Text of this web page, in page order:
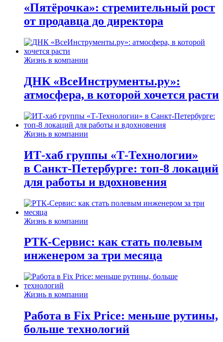
«Пятёрочка»: стремительный рост
от продавца до директора
Жизнь в компании
ДНК «ВсеИнструменты.ру»:
атмосфера, в которой хочется расти
Жизнь в компании
ИТ-хаб группы «Т-Технологии»
в Санкт-Петербурге: топ-8 локаций
для работы и вдохновения
Жизнь в компании
РТК-Сервис: как стать полевым
инженером за три месяца
Жизнь в компании
Работа в Fix Price: меньше рутины,
больше технологий